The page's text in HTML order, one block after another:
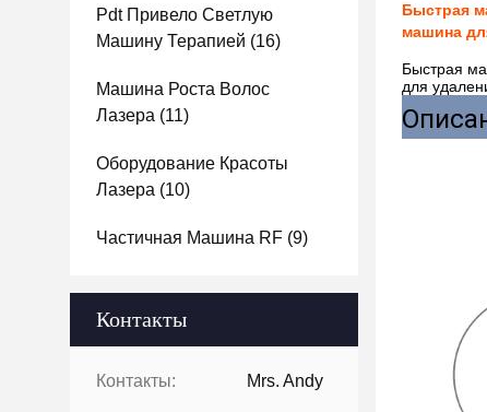
Pdt Привело Светлую
Машину Терапией (16)
Машина Роста Волос
Лазера (11)
Оборудование Красоты
Лазера (10)
Частичная Машина RF (9)
Контакты
Контакты: Mrs. Andy
Быстрая
машина
Быстрая
для